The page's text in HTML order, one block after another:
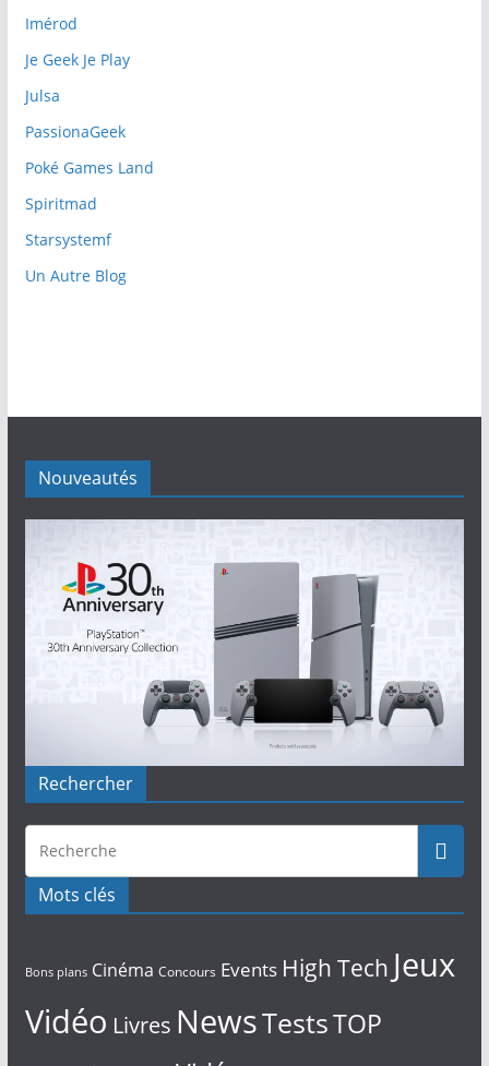
Imérod
Je Geek Je Play
Julsa
PassionaGeek
Poké Games Land
Spiritmad
Starsystemf
Un Autre Blog
Nouveautés
Rechercher
Mots clés
Bons plans Cinéma Concours Events High Tech Jeux
Vidéo Livres NewsTestsTOP